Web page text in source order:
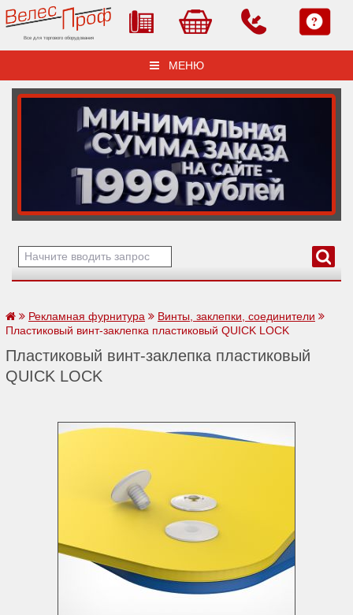
Все для торгового оборудования
МЕНЮ
Рекламная фурнитура
Винты, заклепки, соединители
Пластиковый винт-заклепка пластиковый QUICK LOCK
Пластиковый винт-заклепка пластиковый
QUICK LOCK